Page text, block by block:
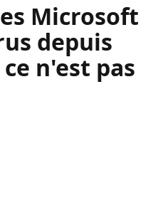
Microsoft
depuis
n'est pas